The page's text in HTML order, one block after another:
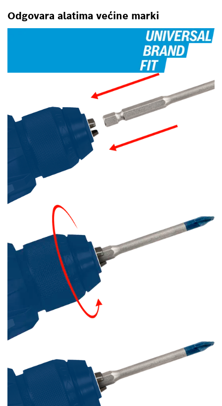
Odgovara alatima većine marki